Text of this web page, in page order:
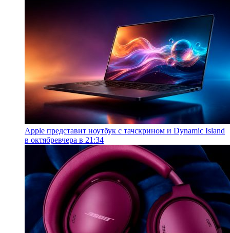
Apple представит ноутбук с тачскрином и Dynamic Island
в октябревчера в 21:34